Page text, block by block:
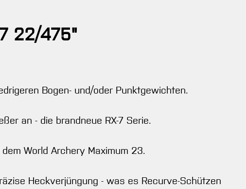
22/475"
Bogen- und/oder Punktgewichten.
an - die brandneue RX-7 Serie.
World Archery Maximum 23.
Heckverjüngung - was es Recurve-Schützen